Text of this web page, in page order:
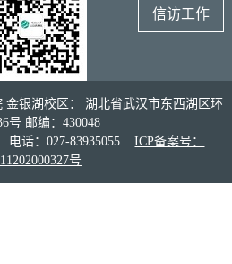
信访工作
银湖校区： 湖北省武汉市东西湖区环
号 邮编：430048
电话：027-83935055ICP备案号：
号